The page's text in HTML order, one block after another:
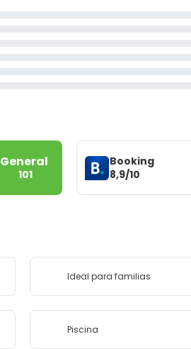
General
101
Booking
8,9/10
Ideal para familias
Piscina